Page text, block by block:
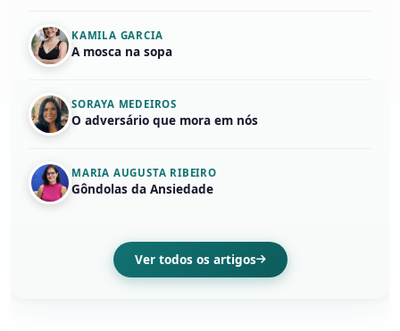
KAMILA GARCIA
A mosca na sopa
SORAYA MEDEIROS
O adversário que mora em nós
MARIA AUGUSTA RIBEIRO
Gôndolas da Ansiedade
Ver todos os artigos